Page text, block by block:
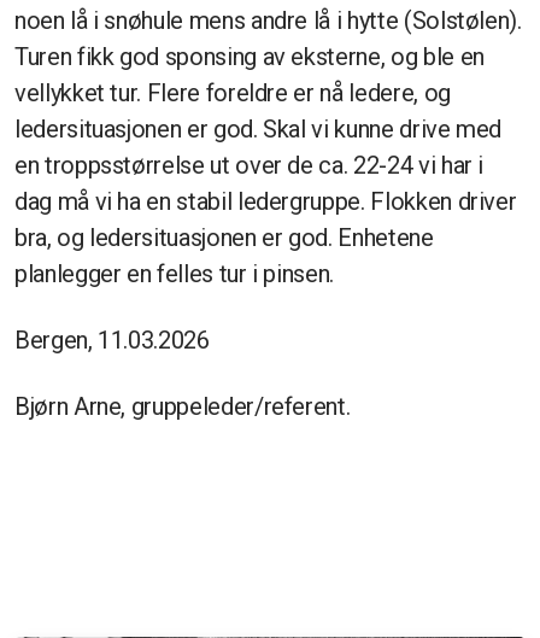
noen lå i snøhule mens andre lå i hytte (Solstølen).
Turen fikk god sponsing av eksterne, og ble en
vellykket tur. Flere foreldre er nå ledere, og
ledersituasjonen er god. Skal vi kunne drive med
en troppsstørrelse ut over de ca. 22-24 vi har i
dag må vi ha en stabil ledergruppe. Flokken driver
bra, og ledersituasjonen er god. Enhetene
planlegger en felles tur i pinsen.
Bergen, 11.03.2026
Bjørn Arne, gruppeleder/referent.